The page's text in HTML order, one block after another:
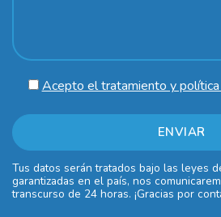
Acepto el tratamiento y
Tus datos serán tratados bajo las leyes
garantizadas en el país, nos
transcurso de 24 horas. ¡Gracias por